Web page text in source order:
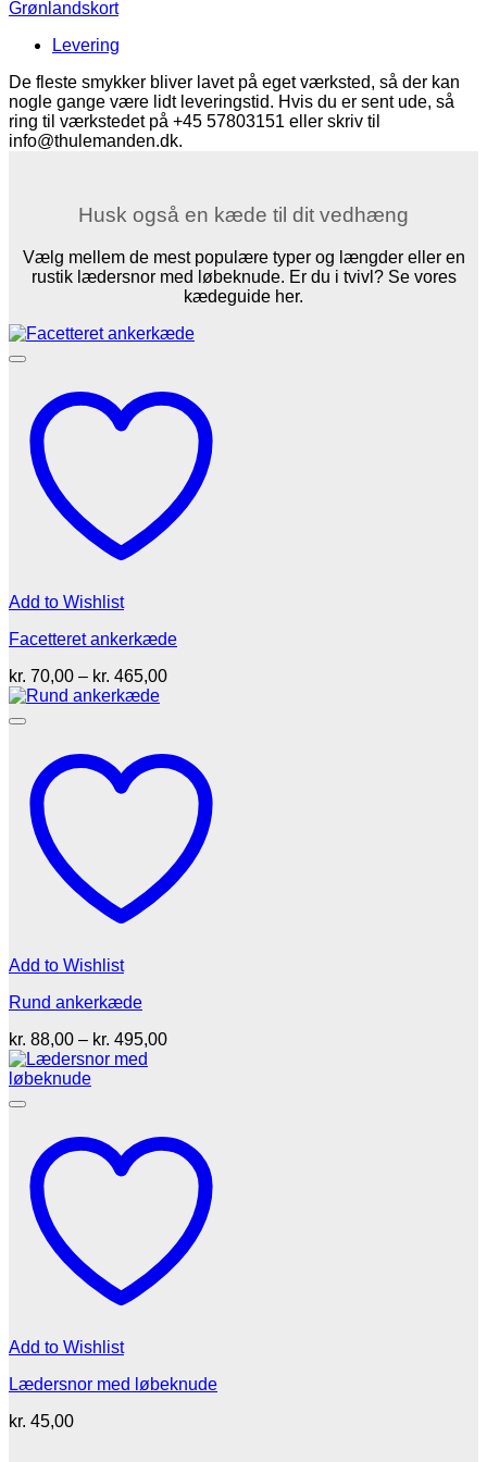
15
mm
(14k
guld)
antal
Grønlandskort
Levering
De fleste smykker bliver lavet på eget værksted, så der kan
nogle gange være lidt leveringstid. Hvis du er sent ude, så
ring til værkstedet på +45 57803151 eller skriv til
info@thulemanden.dk.
Husk også en kæde til dit vedhæng
Vælg mellem de mest populære typer og længder eller en
rustik lædersnor med løbeknude. Er du i tvivl? Se vores
kædeguide her.
Add to Wishlist
Facetteret ankerkæde
kr. 70,00 – kr. 465,00Prisinterval:
Add to Wishlist
Rund ankerkæde
kr. 88,00 – kr. 495,00Prisinterval:
Add to Wishlist
Lædersnor med løbeknude
kr. 45,00